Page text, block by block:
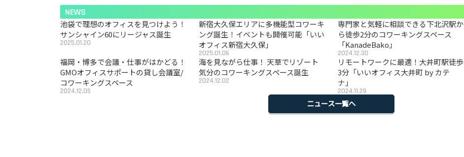
NEWS
池袋で理想のオフィスを見つけよう！
サンシャイン60にリージャス誕生
2025.01.20
新宿大久保エリアに多機能型コワーキ
ング誕生！イベントも開催可能「いい
オフィス新宿大久保」
2025.01.06
専門家と気軽に相談できる下北沢駅か
ら徒歩2分のコワーキングスペース
「KanadeBako」
2024.12.30
福岡・博多で会議・仕事がはかどる！
GMOオフィスサポートの貸し会議室/
コワーキングスペース
2024.12.05
海を見ながら仕事！ 天草でリゾート
気分のコワーキングスペース誕生
2024.12.02
リモートワークに最適！大井町駅徒歩
3分「いいオフィス大井町 by カテ
ナ」
2024.11.29
ニュース一覧へ